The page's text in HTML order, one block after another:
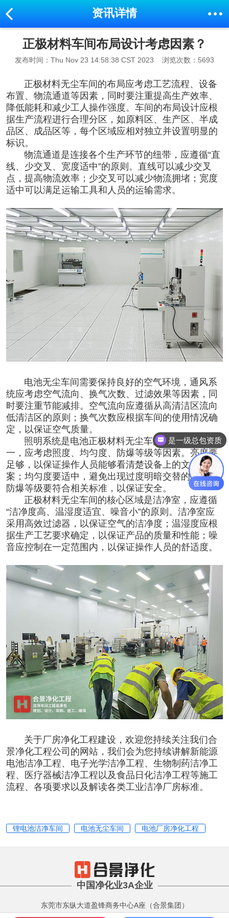
资讯详情
正极材料车间布局设计考虑因素？
发布时间：Thu Nov 23 14:58:38 CST 2023 浏览次数：5693
正极材料无尘车间的布局应考虑工艺流程、设备
布置、物流通道等因素，同时要注重提高生产效率、
降低能耗和减少工人操作强度。车间的布局设计应根
据生产流程进行合理分区，如原料区、生产区、半成
品区、成品区等，每个区域应相对独立并设置明显的
标识。
物流通道是连接各个生产环节的纽带，应遵循“直
线、少交叉、宽度适中”的原则。直线可以减少交叉
点，提高物流效率； 少交叉可以减少物流拥堵； 宽度
适中可以满足运输工具和人员的运输需求。
电池无尘车间 需要保持良好的空气环境，通风系
统应考虑空气流向、换气次数、过滤效果等因素，同
时要注重节能减排。空气流向应遵循从高清洁区流向
低清洁区的原则 ； 换气次数应根据车间的使用情况确
定，以保证空气质量。
照明系统是电池正极材料无尘车间的必备设施之
一，应考虑照度、均匀度、防爆等级等因素。亮度要
足够，以保证操作人员能够看清楚设备上的文字和图
案；均匀度要适中，避免出现过度明暗交替的情况；
防爆等级要符合相关标准，以保证安全。
正极材料无尘车间的核心区域是洁净室，应遵循
“洁净度高、温湿度适宜、噪音小”的原则。洁净室应
采用高效过滤器，以保证空气的洁净度 ； 温湿度应根
据生产工艺要求确定，以保证产品的质量和性能；噪
音应控制在一定范围内，以保证操作人员的舒适度。
关于厂房净化工程建设，欢迎您持续关注我们合
景净化工程公司的网站，我们会为您持续讲解新能源
电池洁净工程、 电子光学洁净工程、 生物制药洁净工
程、 医疗器械洁净工程 以及食品日化洁净工程等施工
流程、各项要求以及解读各类工业洁净厂房标准。
锂电池洁净车间 电池无尘车间 电池厂房净化工程
中国净化业3A企业
东莞市东纵大道盈锋商务中心A座（合景集团）
是一级总包资质